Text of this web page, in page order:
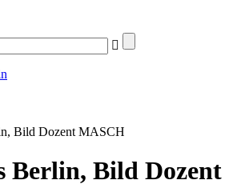
Bild Dozent MASCH
Berlin, Bild Dozent